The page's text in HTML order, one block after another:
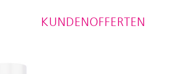
KUNDENOFFERTEN